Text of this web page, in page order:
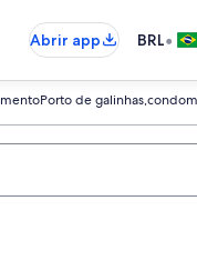
Abrir app
BRL•
de